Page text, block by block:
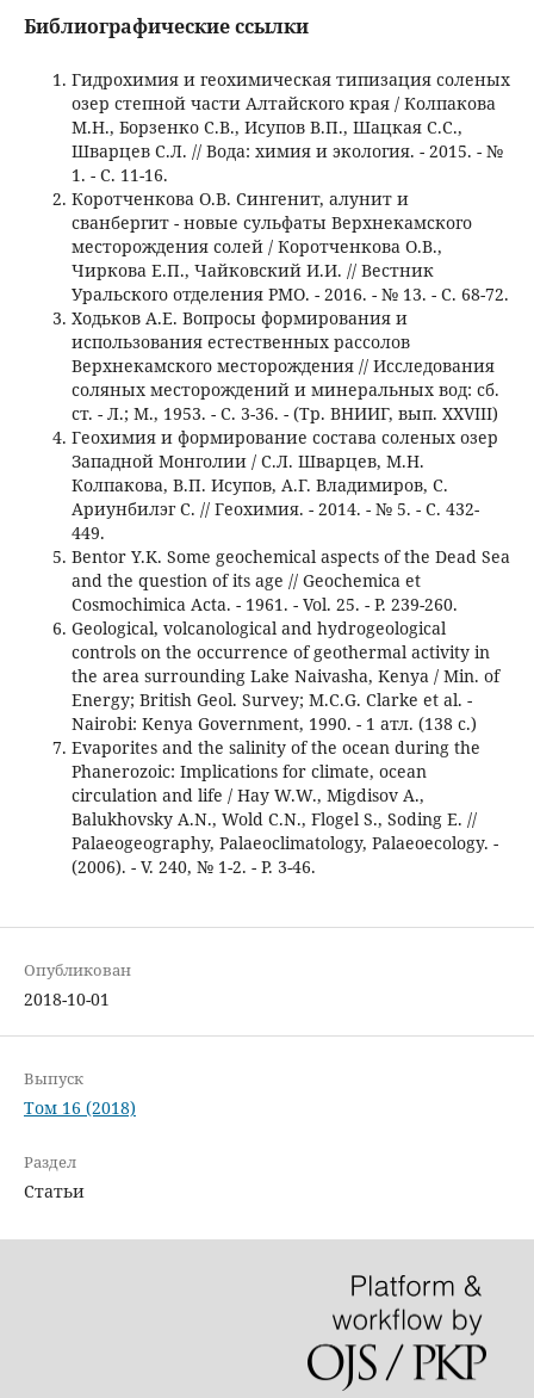
Библиографические ссылки
Гидрохимия и геохимическая типизация соленых
озер степной части Алтайского края / Колпакова
М.Н., Борзенко С.В., Исупов В.П., Шацкая С.С.,
Шварцев С.Л. // Вода: химия и экология. - 2015. - №
1. - C. 11-16.
Коротченкова О.В. Сингенит, алунит и
сванбергит - новые сульфаты Верхнекамского
месторождения солей / Коротченкова О.В.,
Чиркова Е.П., Чайковский И.И. // Вестник
Уральского отделения РМО. - 2016. - № 13. - С. 68-72.
Ходьков А.Е. Вопросы формирования и
использования естественных рассолов
Верхнекамского месторождения // Исследования
соляных месторождений и минеральных вод: сб.
ст. - Л.; М., 1953. - С. 3-36. - (Тр. ВНИИГ, вып. XXVIII)
Геохимия и формирование состава соленых озер
Западной Монголии / С.Л. Шварцев, М.Н.
Колпакова, В.П. Исупов, А.Г. Владимиров, С.
Ариунбилэг С. // Геохимия. - 2014. - № 5. - С. 432-
449.
Bentor Y.K. Some geochemical aspects of the Dead Sea
and the question of its age // Geochemica et
Cosmochimica Acta. - 1961. - Vol. 25. - P. 239-260.
Geological, volcanological and hydrogeological
controls on the occurrence of geothermal activity in
the area surrounding Lake Naivasha, Kenya / Min. of
Energy; British Geol. Survey; M.C.G. Clarke et al. -
Nairobi: Kenya Government, 1990. - 1 атл. (138 с.)
Evaporites and the salinity of the ocean during the
Phanerozoic: Implications for climate, ocean
circulation and life / Hay W.W., Migdisov A.,
Balukhovsky A.N., Wold C.N., Flogel S., Soding E. //
Palaeogeography, Palaeoclimatology, Palaeoecology. -
(2006). - V. 240, № 1-2. - P. 3-46.
Опубликован
2018-10-01
Выпуск
Том 16 (2018)
Раздел
Статьи